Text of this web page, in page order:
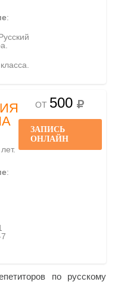
:
:
ОТ 500
ЗАПИСЬ
ОНЛАЙН
по русскому